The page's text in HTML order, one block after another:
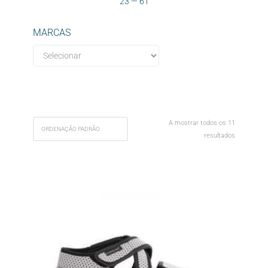
MARCAS
A mostrar todos os 11
resultados